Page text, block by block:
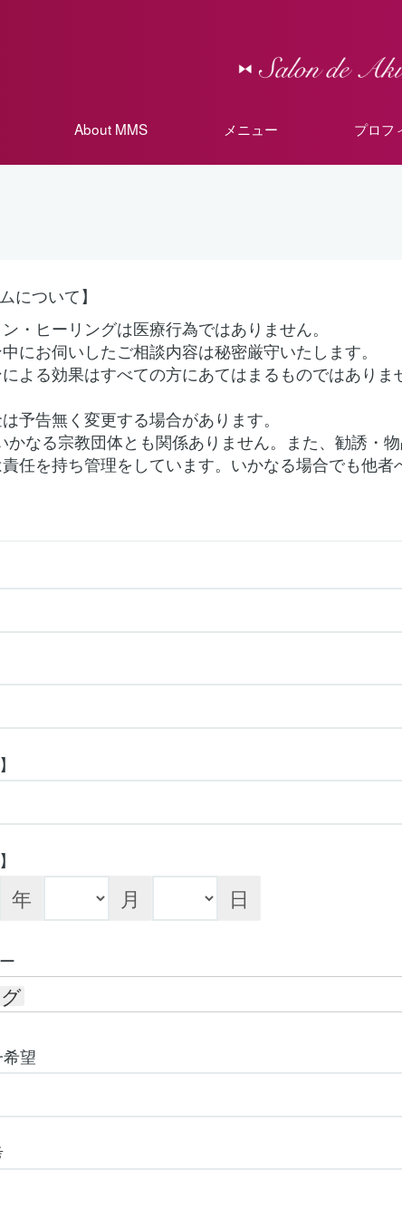
About MMS メニュー プロフ
について】
・ヒーリングは医療行為ではありません。
にお伺いしたご相談内容は秘密厳守いたします。
よる効果はすべての方にあてはまるものではあり
予告無く変更する場合があります。
かなる宗教団体とも関係ありません。また、勧誘・
任を持ち管理をしています。いかなる場合でも他者
年 月 日
望